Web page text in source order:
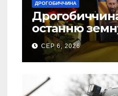
ДРОГОБИЧЧИНА
останню
свого
Торського
СЕР 6, 2026